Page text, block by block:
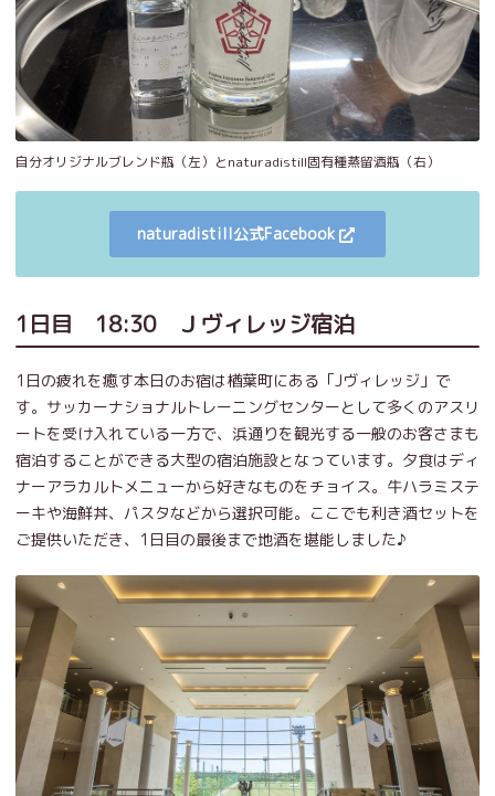
自分オリジナルブレンド瓶（左）とnaturadistill固有種蒸留酒瓶（右）
naturadistill公式Facebook
1日目 18:30 Ｊヴィレッジ宿泊
1日の疲れを癒す本日のお宿は楢葉町にある「Jヴィレッジ」で
す。サッカーナショナルトレーニングセンターとして多くのアスリ
ートを受け入れている一方で、浜通りを観光する一般のお客さまも
宿泊することができる大型の宿泊施設となっています。夕食はディ
ナーアラカルトメニューから好きなものをチョイス。牛ハラミステ
ーキや海鮮丼、パスタなどから選択可能。ここでも利き酒セットを
ご提供いただき、1日目の最後まで地酒を堪能しました♪